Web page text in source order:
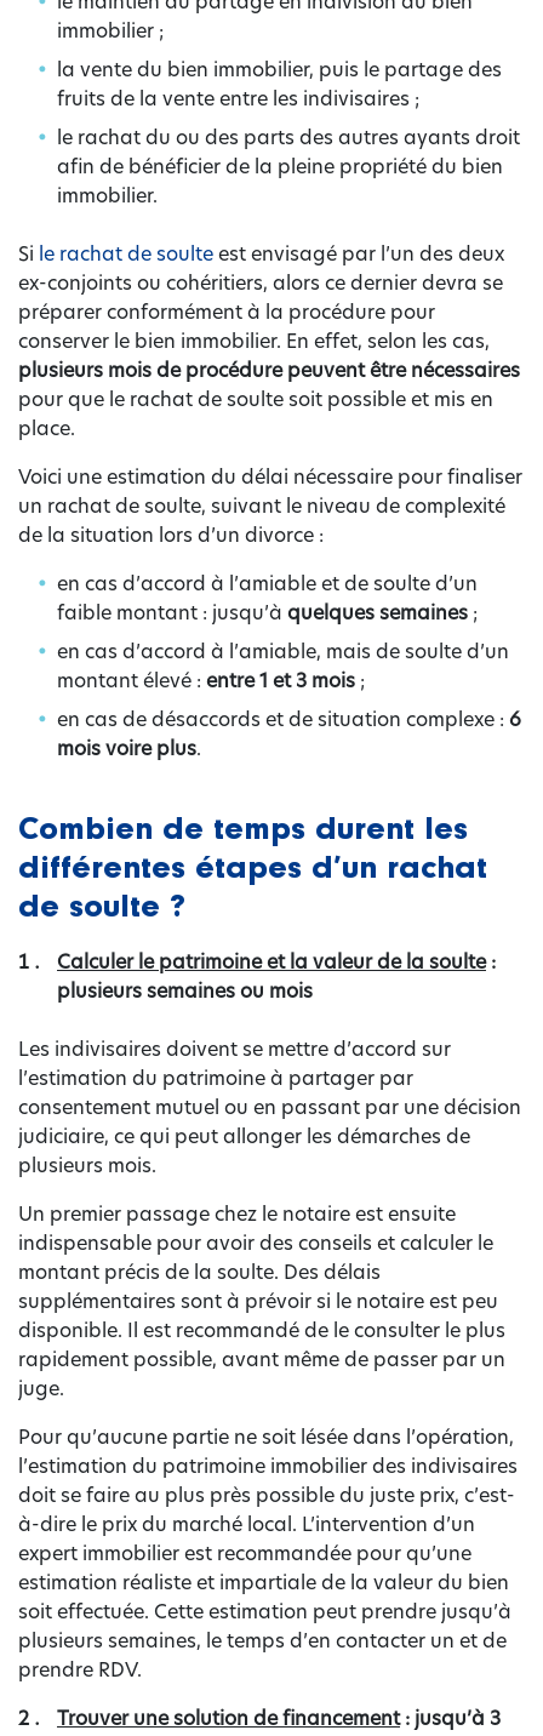
immobilier ;
la vente du bien immobilier, puis le partage des
fruits de la vente entre les indivisaires ;
le rachat du ou des parts des autres ayants droit
afin de bénéficier de la pleine propriété du bien
immobilier.
Si le rachat de soulteest envisagé par l’un des deux
ex-conjoints ou cohéritiers, alors ce dernier devra se
préparer conformément à la procédure pour
conserver le bien immobilier. En effet, selon les cas,
plusieurs mois de procédure peuvent être nécessaires
pour que le rachat de soulte soit possible et mis en
place.
Voici une estimation du délai nécessaire pour finaliser
un rachat de soulte, suivant le niveau de complexité
de la situation lors d’un divorce :
en cas d’accord à l’amiable et de soulte d’un
faible montant : jusqu’à quelques semaines ;
en cas d’accord à l’amiable, mais de soulte d’un
montant élevé : entre 1 et 3 mois ;
en cas de désaccords et de situation complexe : 6
mois voire plus.
Combien de temps durent les
différentes étapes d’un rachat
de soulte ?
Calculer le patrimoine et la valeur de la soulte:
plusieurs semaines ou mois
Les indivisaires doivent se mettre d’accord sur
l’estimation du patrimoine à partager par
consentement mutuel ou en passant par une décision
judiciaire, ce qui peut allonger les démarches de
plusieurs mois.
Un premier passage chez le notaire est ensuite
indispensable pour avoir des conseils et calculer le
montant précis de la soulte. Des délais
supplémentaires sont à prévoir si le notaire est peu
disponible. Il est recommandé de le consulter le plus
rapidement possible, avant même de passer par un
juge.
Pour qu’aucune partie ne soit lésée dans l’opération,
l’estimation du patrimoine immobilier des indivisaires
doit se faire au plus près possible du juste prix, c’est-
à-dire le prix du marché local. L’intervention d’un
expert immobilier est recommandée pour qu’une
estimation réaliste et impartiale de la valeur du bien
soit effectuée. Cette estimation peut prendre jusqu’à
plusieurs semaines, le temps d’en contacter un et de
prendre RDV.
Trouver une solution de financement: jusqu’à 3